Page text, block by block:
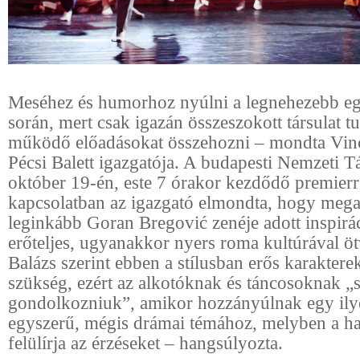
Meséhez és humorhoz nyúlni a legnehezebb
során, mert csak igazán összeszokott társulat
működő előadásokat összehozni – mondta
Pécsi Balett igazgatója. A budapesti Nemzeti
október 19-én, este 7 órakor kezdődő
kapcsolatban az igazgató elmondta, hogy
leginkább Goran Bregović zenéje adott
erőteljes, ugyanakkor nyers roma kultúrával
Balázs szerint ebben a stílusban erős
szükség, ezért az alkotóknak és táncosoknak
gondolkozniuk”, amikor hozzányúlnak egy
egyszerű, mégis drámai témához, melyben a
felülírja az érzéseket – hangsúlyozta.